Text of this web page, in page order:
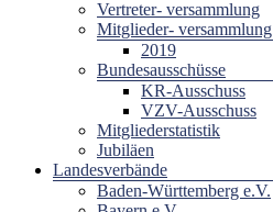
Vertreter- versammlung
Mitglieder- versammlung
2019
Bundesausschüsse
KR-Ausschuss
VZV-Ausschuss
Mitgliederstatistik
Jubiläen
Landesverbände
Baden-Württemberg e.V.